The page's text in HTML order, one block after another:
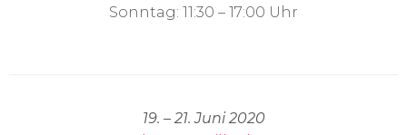
Sonntag: 11:30 – 17:00 Uhr
19. – 21. Juni 2020